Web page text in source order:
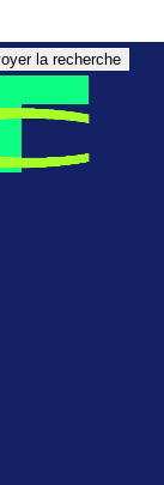
la recherche